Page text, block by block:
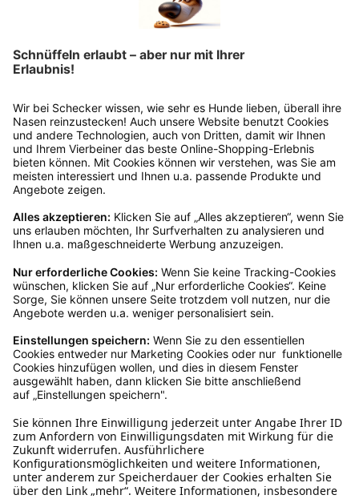
Rücksendeetikett auf das Paket. Dieses kannst du
dir in deinem Kundenkonto anfordern. Hast du als
Gast bestellt, schreibe uns eine Email an
verkauf@schecker.de oder rufe zu unseren
Rücksendeetikett zukommen.
Kundenservice
Mo – Fr 9 – 17 Uhr, Sa 9 – 13 Uhr
Ruf uns an
04942-60 64 080
Schreibe uns
verkauf@schecker.de
WhatsApp Support
+49 1520 8997191